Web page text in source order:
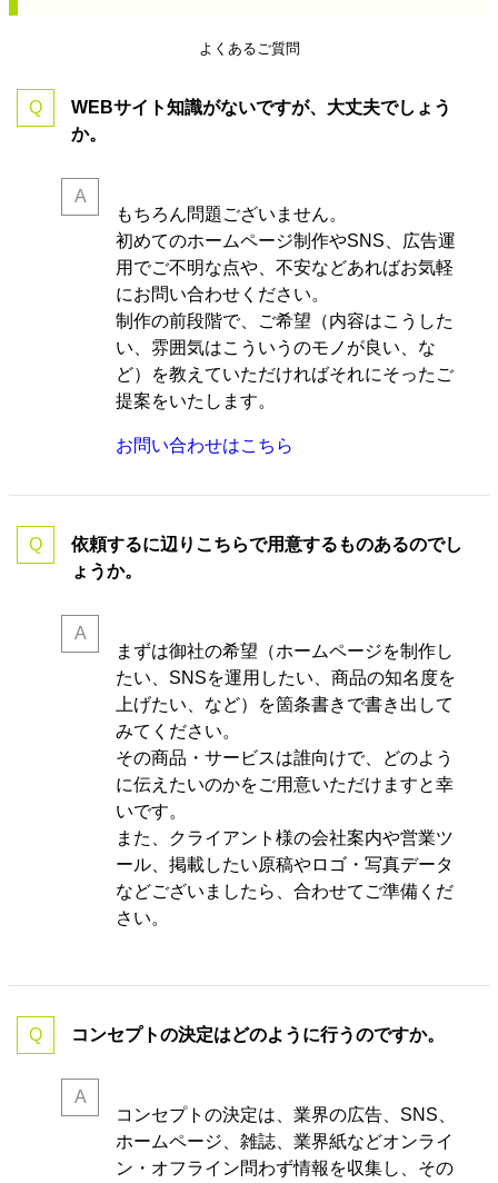
よくあるご質問
WEBサイト知識がないですが、大丈夫でしょう
か。
もちろん問題ございません。
初めてのホームページ制作やSNS、広告運
用でご不明な点や、不安などあればお気軽
にお問い合わせください。
制作の前段階で、ご希望（内容はこうした
い、雰囲気はこういうのモノが良い、な
ど）を教えていただければそれにそったご
提案をいたします。
お問い合わせはこちら
依頼するに辺りこちらで用意するものあるのでし
ょうか。
まずは御社の希望（ホームページを制作し
たい、SNSを運用したい、商品の知名度を
上げたい、など）を箇条書きで書き出して
みてください。
その商品・サービスは誰向けで、どのよう
に伝えたいのかをご用意いただけますと幸
いです。
また、クライアント様の会社案内や営業ツ
ール、掲載したい原稿やロゴ・写真データ
などございましたら、合わせてご準備くだ
さい。
コンセプトの決定はどのように行うのですか。
コンセプトの決定は、業界の広告、SNS、
ホームページ、雑誌、業界紙などオンライ
ン・オフライン問わず情報を収集し、その